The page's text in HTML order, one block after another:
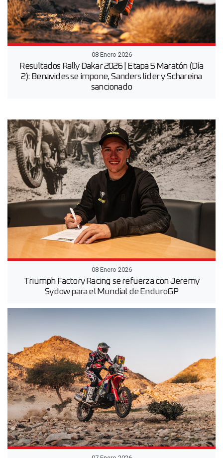
08 Enero 2026
Resultados Rally Dakar 2026 | Etapa 5 Maratón (Día
2): Benavides se impone, Sanders líder y Schareina
sancionado
08 Enero 2026
Triumph Factory Racing se refuerza con Jeremy
Sydow para el Mundial de EnduroGP